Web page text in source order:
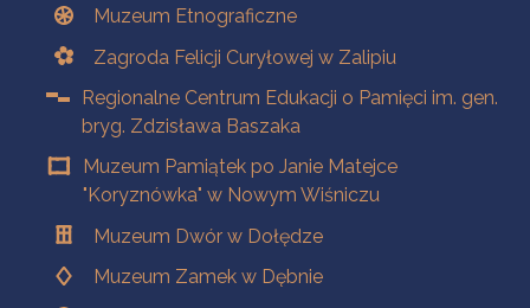
Muzeum Etnograficzne
Zagroda Felicji Curyłowej w Zalipiu
Regionalne Centrum Edukacji o Pamięci im. gen.
bryg. Zdzisława Baszaka
Muzeum Pamiątek po Janie Matejce
"Koryznówka" w Nowym Wiśniczu
Muzeum Dwór w Dołędze
Muzeum Zamek w Dębnie